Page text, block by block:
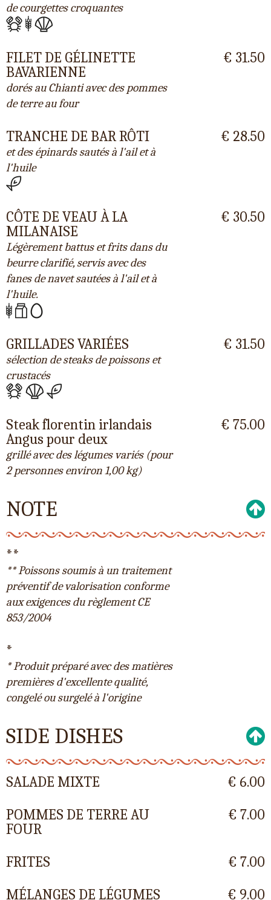
de courgettes croquantes
FILET DE GÉLINETTE
BAVARIENNE
dorés au Chianti avec des pommes
de terre au four
€ 31.50
TRANCHE DE BAR RÔTI
et des épinards sautés à l'ail et à
l'huile
€ 28.50
CÔTE DE VEAU À LA
MILANAISE
Légèrement battus et frits dans du
beurre clarifié, servis avec des
fanes de navet sautées à l'ail et à
l'huile.
€ 30.50
GRILLADES VARIÉES
sélection de steaks de poissons et
crustacés
€ 31.50
Steak florentin irlandais
Angus pour deux
grillé avec des légumes variés (pour
2 personnes environ 1,00 kg)
€ 75.00
NOTE
**
** Poissons soumis à un traitement
préventif de valorisation conforme
aux exigences du règlement CE
853/2004
*
* Produit préparé avec des matières
premières d'excellente qualité,
congelé ou surgelé à l'origine
SIDE DISHES
SALADE MIXTE
€ 6.00
POMMES DE TERRE AU
FOUR
€ 7.00
FRITES
€ 7.00
MÉLANGES DE LÉGUMES
€ 9.00